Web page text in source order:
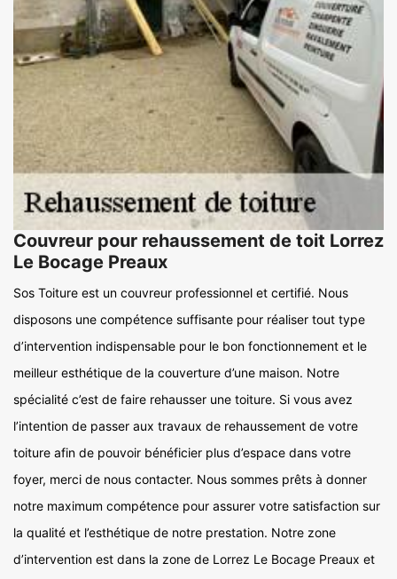
Couvreur pour rehaussement de toit Lorrez
Le Bocage Preaux
Sos Toiture est un couvreur professionnel et certifié. Nous
disposons une compétence suffisante pour réaliser tout type
d’intervention indispensable pour le bon fonctionnement et le
meilleur esthétique de la couverture d’une maison. Notre
spécialité c’est de faire rehausser une toiture. Si vous avez
l’intention de passer aux travaux de rehaussement de votre
toiture afin de pouvoir bénéficier plus d’espace dans votre
foyer, merci de nous contacter. Nous sommes prêts à donner
notre maximum compétence pour assurer votre satisfaction sur
la qualité et l’esthétique de notre prestation. Notre zone
d’intervention est dans la zone de Lorrez Le Bocage Preaux et